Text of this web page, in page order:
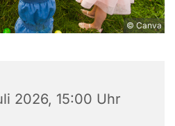
© Canva
2026, 15:00 Uhr